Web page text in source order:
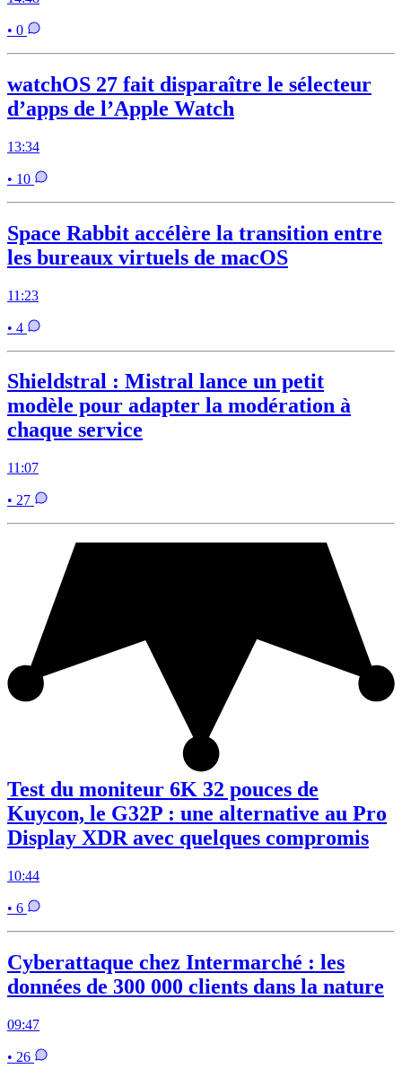
• 0
watchOS 27 fait disparaître le sélecteur
d’apps de l’Apple Watch
13:34
• 10
Space Rabbit accélère la transition entre
les bureaux virtuels de macOS
11:23
• 4
Shieldstral : Mistral lance un petit
modèle pour adapter la modération à
chaque service
11:07
• 27
Test du moniteur 6K 32 pouces de
Kuycon, le G32P : une alternative au Pro
Display XDR avec quelques compromis
10:44
• 6
Cyberattaque chez Intermarché : les
données de 300 000 clients dans la nature
09:47
• 26